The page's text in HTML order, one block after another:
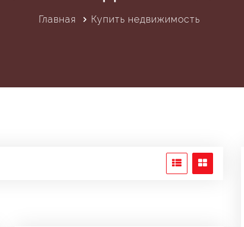
Главная Купить недвижимость